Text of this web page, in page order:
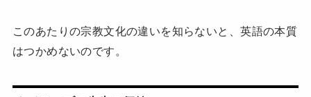
このあたりの宗教文化の違いを知らないと、英語の本質
はつかめないのです。